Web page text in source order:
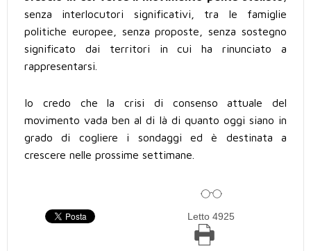
senza interlocutori significativi, tra le famiglie
politiche europee, senza proposte, senza sostegno
significato dai territori in cui ha rinunciato a
rappresentarsi.
Io credo che la crisi di consenso attuale del
movimento vada ben al di là di quanto oggi siano in
grado di cogliere i sondaggi ed è destinata a
crescere nelle prossime settimane.
Letto 4925